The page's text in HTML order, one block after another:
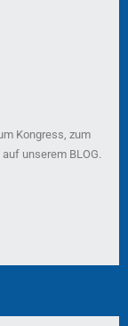
Kongress, zum
unserem BLOG.